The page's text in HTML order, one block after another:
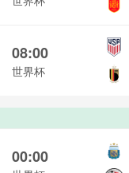
08:00
世界杯
00:00